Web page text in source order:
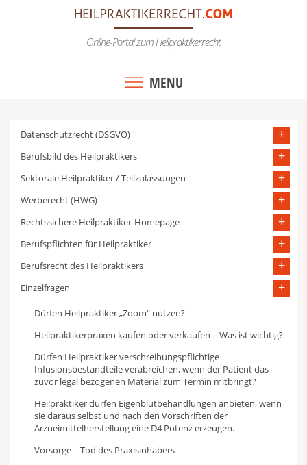
Online-Portal zum Heilpraktikerrecht
MENU
Datenschutzrecht (DSGVO)
Berufsbild des Heilpraktikers
Sektorale Heilpraktiker / Teilzulassungen
Werberecht (HWG)
Rechtssichere Heilpraktiker-Homepage
Berufspflichten für Heilpraktiker
Berufsrecht des Heilpraktikers
Einzelfragen
Dürfen Heilpraktiker „Zoom“ nutzen?
Heilpraktikerpraxen kaufen oder verkaufen – Was ist wichtig?
Dürfen Heilpraktiker verschreibungspflichtige
Infusionsbestandteile verabreichen, wenn der Patient das
zuvor legal bezogenen Material zum Termin mitbringt?
Heilpraktiker dürfen Eigenblutbehandlungen anbieten, wenn
sie daraus selbst und nach den Vorschriften der
Arzneimittelherstellung eine D4 Potenz erzeugen.
Vorsorge – Tod des Praxisinhabers